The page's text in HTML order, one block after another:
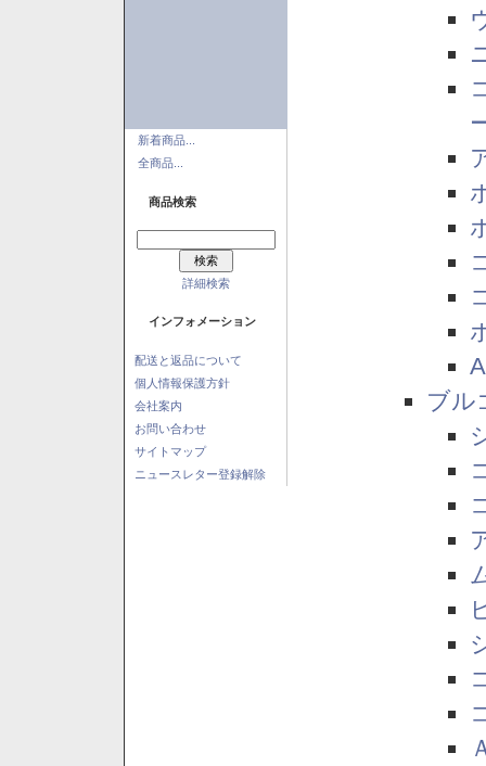
新着商品...
全商品...
商品検索
詳細検索
インフォメーション
配送と返品について
個人情報保護方針
会社案内
お問い合わせ
サイトマップ
ニュースレター登録解除
ブル